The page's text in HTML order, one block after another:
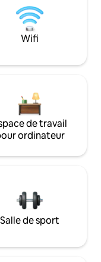
Wifi
de travail
ordinateur
Salle de sport